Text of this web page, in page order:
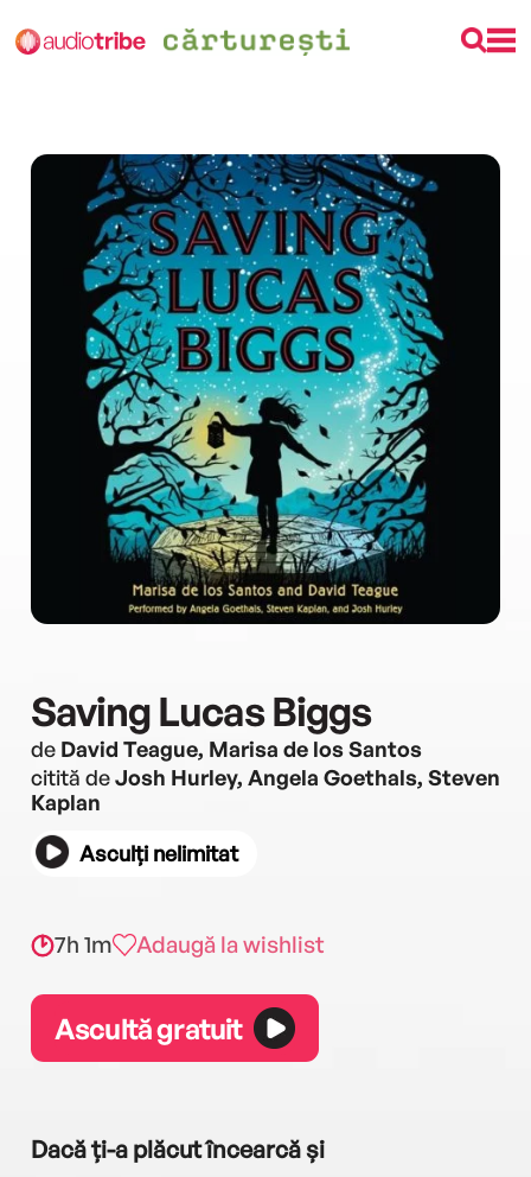
Saving Lucas Biggs
de David Teague, Marisa de los Santos
citită deJosh Hurley, Angela Goethals, Steven
Kaplan
Asculți nelimitat
7h 1m Adaugă la wishlist
Ascultă gratuit
Dacă ți-a plăcut încearcă și